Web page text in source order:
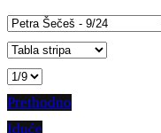
Prethodno
Iduće